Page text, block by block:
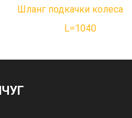
Шланг подкачки колеса
L=1040